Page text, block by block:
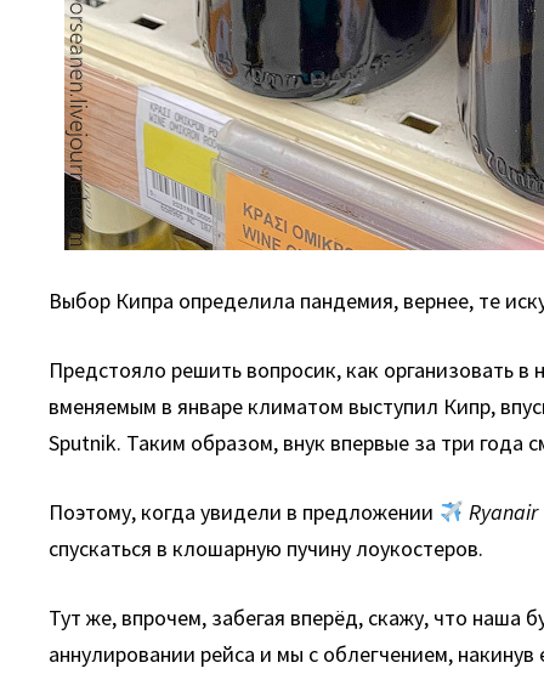
Выбор Кипра определила пандемия, вернее, те
Предстояло решить вопросик, как организовать
вменяемым в январе климатом выступил Кипр,
Sputnik. Таким образом, внук впервые за три года
Поэтому, когда увидели в предложении Ryanair
спускаться в клошарную пучину лоукостеров.
Тут же, впрочем, забегая вперёд, скажу, что
аннулировании рейса и мы с облегчением,